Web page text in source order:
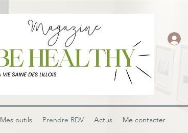
Mes outils Prendre RDV Actus Me contacter